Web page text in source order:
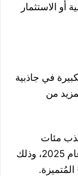
أو الاستثمار
في جاذبية
من
مئات
المستثمرين إلى مصر حتى منتصف عام 2025، وذلك